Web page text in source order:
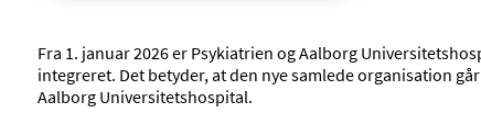
Fra 1. januar 2026 er Psykiatrien og Aalborg
integreret. Det betyder, at den nye samlede organisation
Aalborg Universitetshospital.